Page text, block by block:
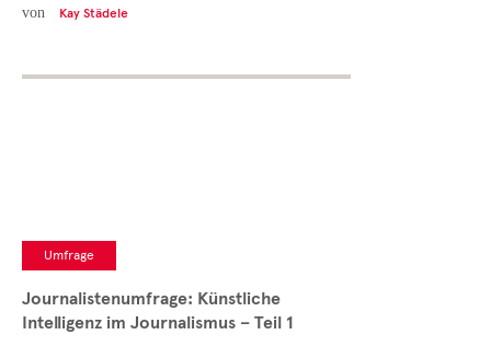
von Kay Städele
Umfrage
Journalistenumfrage: Künstliche
Intelligenz im Journalismus – Teil 1